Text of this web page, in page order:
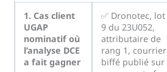
1. Cas client
UGAP
nominatif où
l’analyse DCE
a fait gagner
✅ Dronotec, lot
9 du 23U052,
attributaire de
rang 1, courrier
biffé publié sur